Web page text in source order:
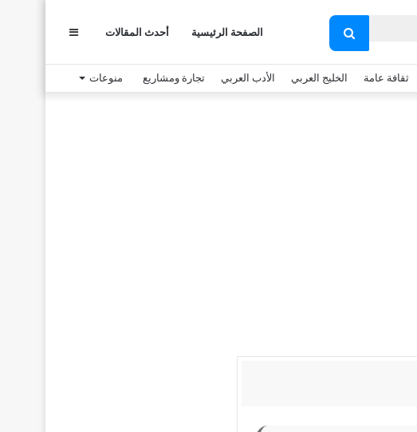
بحث
عن
الصفحة الرئيسية أحدث المقالات
ثقافة عامة الخليج العربي الأدب العربي تجارة ومشاريع منوعات